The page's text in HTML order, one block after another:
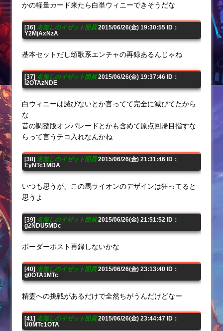
かの軽量カード来たら白単ウィニーできそうだな
[36] 名無しのイゼット団員2015/06/26(金) 19:30:55 ID：
Y2MjAxNzA
基本セットだし頌歌系エンチャの再録あるんじゃね
[37] 名無しのイゼット団員2015/06/26(金) 19:37:46 ID：
I2OTAzNDE
白ウィニーは滅びないとか言ってて完全に滅びてたから
な
昔の調整版オンパレードとかも含めて原点回帰目指すな
らって言うテコ入れなんかね
[38] 名無しのイゼット団員2015/06/26(金) 21:31:46 ID：
EyNTc1MDA
いつも思うが、この馬ライオンのデザインは狂ってると
思うよ
[39] 名無しのイゼット団員2015/06/26(金) 21:51:52 ID：
g2NDU5MDc
ボーダーポスト再録しないかな
[40] 名無しのイゼット団員2015/06/26(金) 23:13:40 ID：
g0OTA1MTc
精霊への挑戦があるだけで全然ちがうんだけどなー
[41] 名無しのイゼット団員2015/06/26(金) 23:44:47 ID：
U0MTc1OTA